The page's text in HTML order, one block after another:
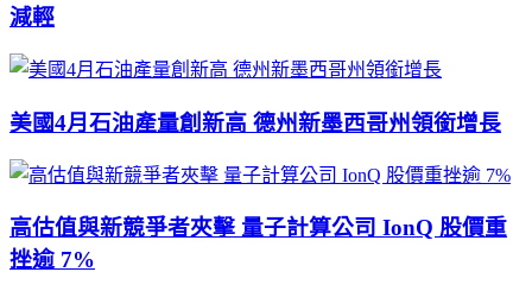
減輕
美國4月石油產量創新高 德州新墨西哥州領銜增長
高估值與新競爭者夾擊 量子計算公司 IonQ 股價重
挫逾 7%